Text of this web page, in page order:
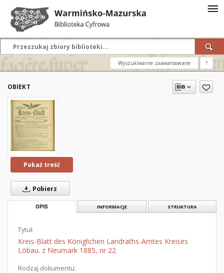
Wyszukiwanie zaawansowane ?
OBIEKT
Pokaż treść
Pobierz
OPIS INFORMACJE STRUKTURA
Tytuł:
Kreis-Blatt des Königlichen Landraths-Amtes Kreises
Löbau. z Neumark 1885, nr 22
Rodzaj dokumentu: